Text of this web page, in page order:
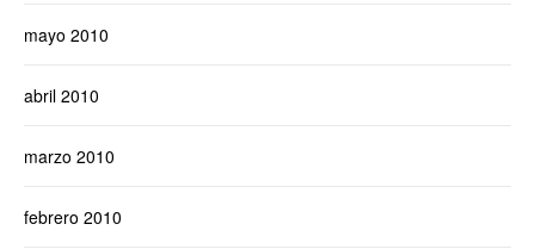
mayo 2010
abril 2010
marzo 2010
febrero 2010